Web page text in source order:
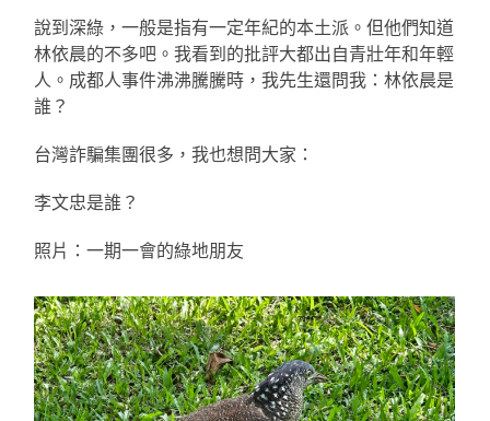
說到深綠，一般是指有一定年紀的本土派。但他們知道
林依晨的不多吧。我看到的批評大都出自青壯年和年輕
人。成都人事件沸沸騰騰時，我先生還問我：林依晨是
誰？
台灣詐騙集團很多，我也想問大家：
李文忠是誰？
照片：一期一會的綠地朋友